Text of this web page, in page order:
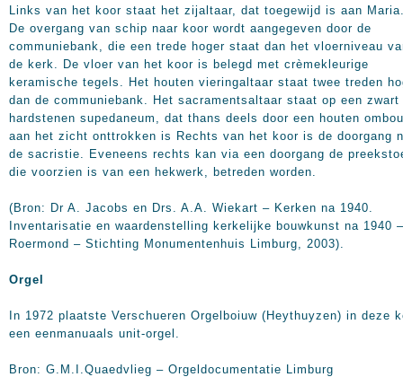
Links van het koor staat het zijaltaar, dat toegewijd is aan
De overgang van schip naar koor wordt aangegeven door de
communiebank, die een trede hoger staat dan het vloerniveau
de kerk. De vloer van het koor is belegd met crèmekleurige
keramische tegels. Het houten vieringaltaar staat twee treden
dan de communiebank. Het sacramentsaltaar staat op een zwart
hardstenen supedaneum, dat thans deels door een houten
aan het zicht onttrokken is Rechts van het koor is de doorgang
de sacristie. Eveneens rechts kan via een doorgang de
die voorzien is van een hekwerk, betreden worden.
(Bron: Dr A. Jacobs en Drs. A.A. Wiekart – Kerken na 1940.
Inventarisatie en waardenstelling kerkelijke bouwkunst na 1940 –
Roermond – Stichting Monumentenhuis Limburg, 2003).
Orgel
In 1972 plaatste Verschueren Orgelboiuw (Heythuyzen) in deze
een eenmanuaals unit-orgel.
Bron: G.M.I.Quaedvlieg – Orgeldocumentatie Limburg